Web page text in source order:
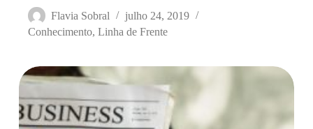
Flavia Sobral
julho 24, 2019
Conhecimento, Linha de Frente